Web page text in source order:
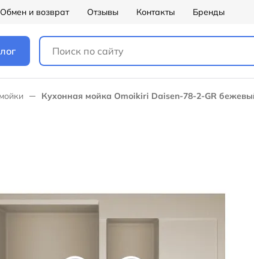
Обмен и возврат Отзывы Контакты Бренды
Кухонная мойка Omoikiri Daisen-78-2-GR